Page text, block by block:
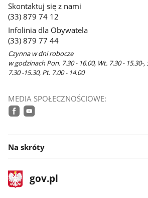
nowym
Skontaktuj się z nami
(33) 879 74 12
Infolinia dla Obywatela
(33) 879 77 44
Czynna w dni robocze
w godzinach Pon. 7.30 - 16.00, Wt. 7.30 - 15.30-,
7.30 -15.30, Pt. 7.00 - 14.00
MEDIA SPOŁECZNOŚCIOWE:
Na skróty
stopka
gov.plStrona
gov.pl